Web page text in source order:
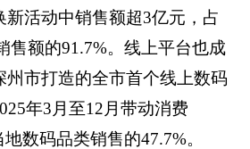
新活动中销售额超3亿元，占
售额的91.7%。线上平台也成
市打造的全市首个线上数码
年3月至12月带动消费
数码品类销售的47.7%。